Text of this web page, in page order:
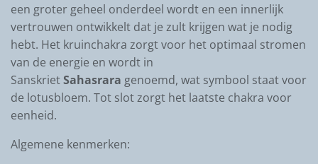
een groter geheel onderdeel wordt en een innerlijk
vertrouwen ontwikkelt dat je zult krijgen wat je nodig
hebt. Het kruinchakra zorgt voor het optimaal stromen
van de energie en wordt in
SanskrietSahasrara genoemd, wat symbool staat voor
de lotusbloem. Tot slot zorgt het laatste chakra voor
eenheid.
Algemene kenmerken: